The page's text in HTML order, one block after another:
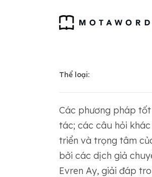
Thể loại:
Các phương pháp
tác; các câu hỏi
triển và trọng tâm
bởi các dịch giả
Evren Ay, giải đáp